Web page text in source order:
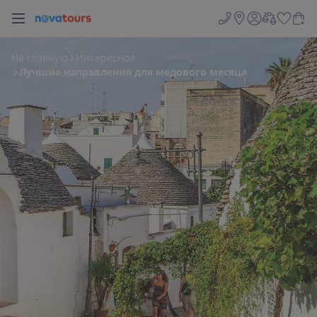
г л а в у
Интересное
Лучшие направления для медового месяца